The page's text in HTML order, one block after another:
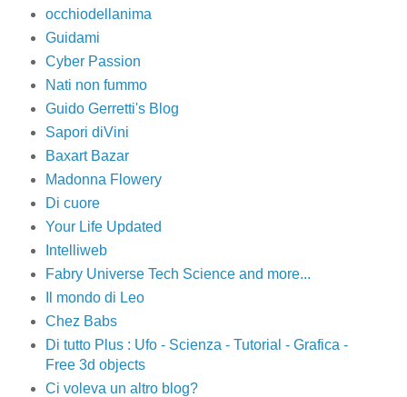
occhiodellanima
Guidami
Cyber Passion
Nati non fummo
Guido Gerretti's Blog
Sapori diVini
Baxart Bazar
Madonna Flowery
Di cuore
Your Life Updated
Intelliweb
Fabry Universe Tech Science and more...
Il mondo di Leo
Chez Babs
Di tutto Plus : Ufo - Scienza - Tutorial - Grafica -
Free 3d objects
Ci voleva un altro blog?